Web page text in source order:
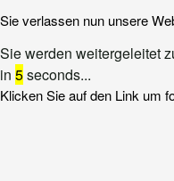
Sie verlassen nun unsere
Sie werden weitergeleitet
in 5seconds...
Klicken Sie auf den Link um